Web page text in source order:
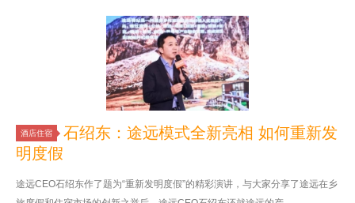
酒店住宿
石绍东：途远模式全新亮相 如何重新发
明度假
途远CEO石绍东作了题为“重新发明度假”的精彩演讲，与大家分享了途远在乡